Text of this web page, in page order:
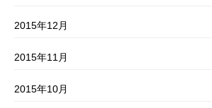
2015年12月
2015年11月
2015年10月